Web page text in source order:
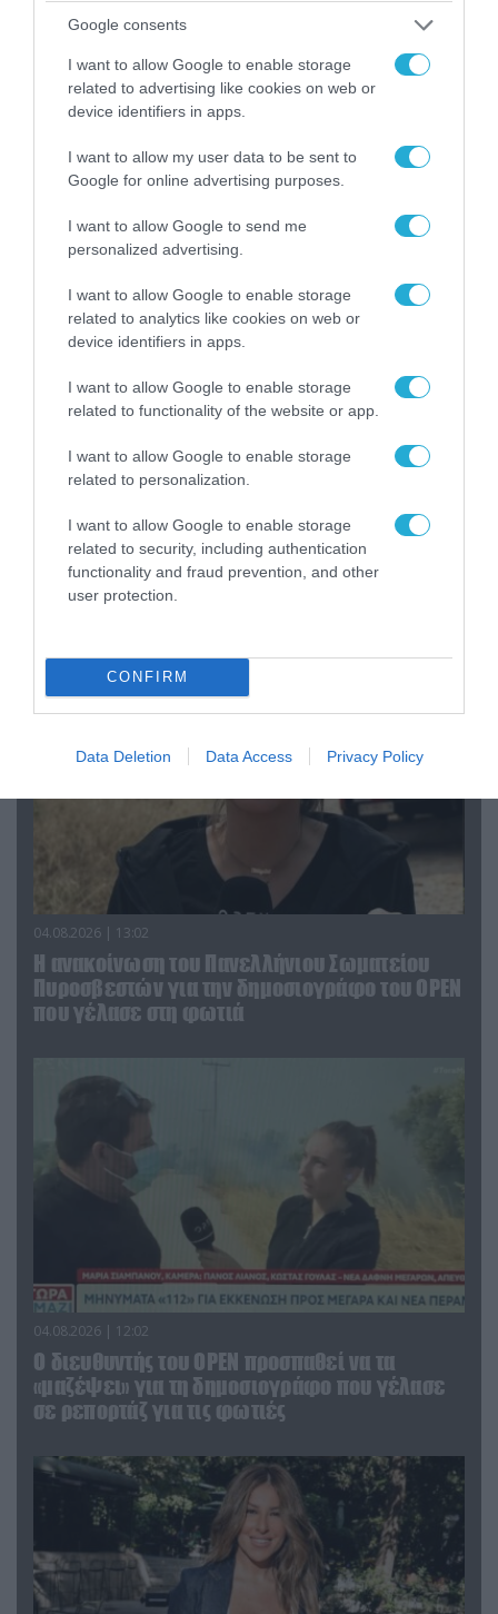
Google consents
I want to allow Google to enable storage
related to advertising like cookies on web or
device identifiers in apps.
I want to allow my user data to be sent to
Google for online advertising purposes.
I want to allow Google to send me
personalized advertising.
I want to allow Google to enable storage
related to analytics like cookies on web or
device identifiers in apps.
I want to allow Google to enable storage
related to functionality of the website or app.
I want to allow Google to enable storage
related to personalization.
I want to allow Google to enable storage
related to security, including authentication
functionality and fraud prevention, and other
user protection.
CONFIRM
Data Deletion Data Access Privacy Policy
06.08.2026 | 09:03
«Οι εντελώς αθώοι»: Η ανάρτηση του Αρκά για
τα ζώα που χάθηκαν στις πυρκαγιές της
Αττικής (φωτο)
04.08.2026 | 15:02
Αυτή την ώρα το τελευταίο «αντίο» στον πρώην
04.08.2026 | 13:02
Η ανακοίνωση του Πανελλήνιου Σωματείου
Πυροσβεστών για την δημοσιογράφο του OPEN
που γέλασε στη φωτιά
04.08.2026 | 12:02
O διευθυντής του OPEN προσπαθεί να τα
«μαζέψει» για τη δημοσιογράφο που γέλασε
σε ρεπορτάζ για τις φωτιές